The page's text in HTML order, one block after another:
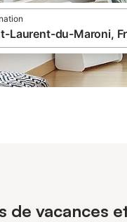
de vacances